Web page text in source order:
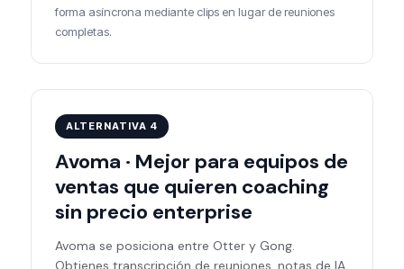
forma asíncrona mediante clips en lugar de reuniones
completas.
ALTERNATIVA 4
Avoma · Mejor para equipos de
ventas que quieren coaching
sin precio enterprise
Avoma se posiciona entre Otter y Gong.
Obtienes transcripción de reuniones, notas de IA,